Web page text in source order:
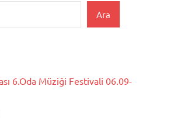
Ara
6.Oda Müziği Festivali 06.09-